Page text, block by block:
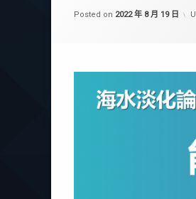
Posted on 2022 年 8 月 19 日